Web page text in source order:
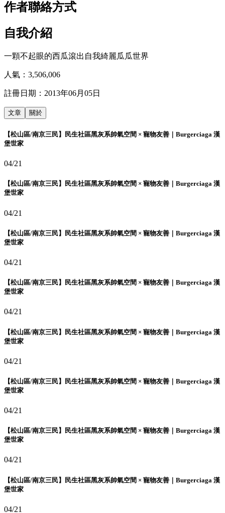
作者聯絡方式
自我介紹
一顆不起眼的西瓜滾出自我綺麗瓜瓜世界
人氣： 3,506,006
註冊日期： 2013年06月05日
文章 關於
【松山區/南京三民】民生社區黑灰系帥氣空間 × 寵物友善｜Burgerciaga 漢
堡世家
04/21
【松山區/南京三民】民生社區黑灰系帥氣空間 × 寵物友善｜Burgerciaga 漢
堡世家
04/21
【松山區/南京三民】民生社區黑灰系帥氣空間 × 寵物友善｜Burgerciaga 漢
堡世家
04/21
【松山區/南京三民】民生社區黑灰系帥氣空間 × 寵物友善｜Burgerciaga 漢
堡世家
04/21
【松山區/南京三民】民生社區黑灰系帥氣空間 × 寵物友善｜Burgerciaga 漢
堡世家
04/21
【松山區/南京三民】民生社區黑灰系帥氣空間 × 寵物友善｜Burgerciaga 漢
堡世家
04/21
【松山區/南京三民】民生社區黑灰系帥氣空間 × 寵物友善｜Burgerciaga 漢
堡世家
04/21
【松山區/南京三民】民生社區黑灰系帥氣空間 × 寵物友善｜Burgerciaga 漢
堡世家
04/21